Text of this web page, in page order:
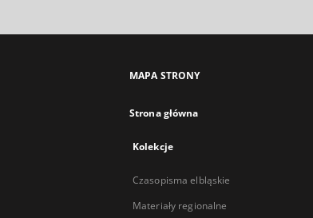
MAPA STRONY
Strona główna
Kolekcje
Czasopisma elbląskie
Materiały regionalne